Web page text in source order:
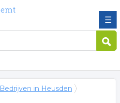
☰
Bedrijven in Heusden